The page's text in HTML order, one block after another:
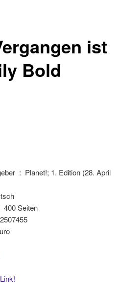
ist
Bold
Herausgeber ‏ : ‎ Planet!; 1. Edition (28. April
:400 Seiten
Link!